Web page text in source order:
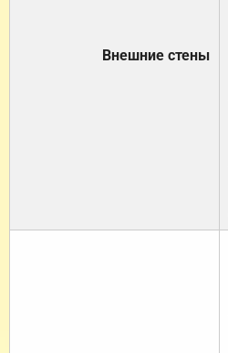
Внешние стены